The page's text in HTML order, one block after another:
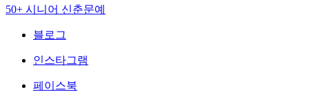
50+ 시니어 신춘문예
블로그
인스타그램
페이스북